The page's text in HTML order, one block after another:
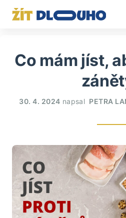
Co mám jíst,
30. 4. 2024 napsal PETRA